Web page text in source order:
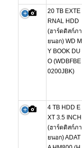
20 TB EXTE
RNAL HDD
(ฮาร์ดดิสก์ภา
ยนอก) WD M
Y BOOK DU
O (WDBFBE
0200JBK)
4 TB HDD E
XT 3.5 INCH
(ฮาร์ดดิสก์ภา
ยนอก) ADAT